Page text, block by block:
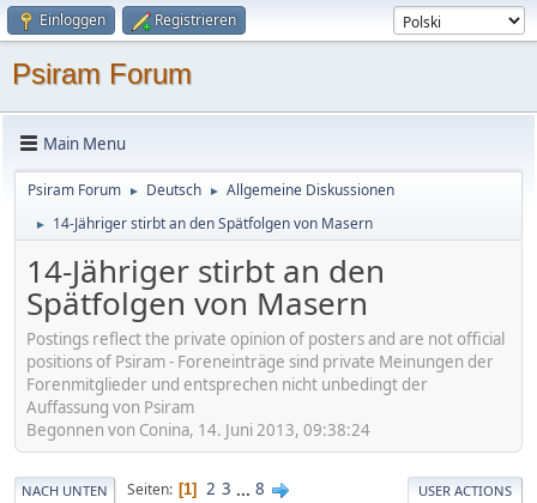
Einloggen Registrieren
Psiram Forum
Main Menu
Psiram Forum ► Deutsch ► Allgemeine Diskussionen
► 14-Jähriger stirbt an den Spätfolgen von Masern
14-Jähriger stirbt an den
Spätfolgen von Masern
Postings reflect the private opinion of posters and are not official
positions of Psiram - Foreneinträge sind private Meinungen der
Forenmitglieder und entsprechen nicht unbedingt der
Auffassung von Psiram
Begonnen von Conina, 14. Juni 2013, 09:38:24
NACH UNTEN Seiten 1 2 3 ... 8 USER ACTIONS